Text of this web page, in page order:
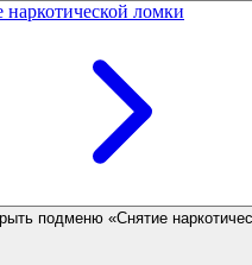
наркотической ломки
подменю «Снятие